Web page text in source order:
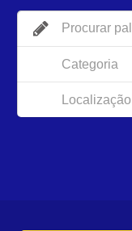
Categoria
Localização